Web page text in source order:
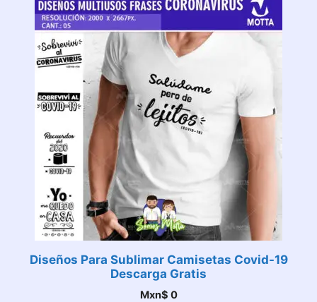
Diseños Para Sublimar Camisetas Covid-19
Descarga Gratis
Mxn$ 0